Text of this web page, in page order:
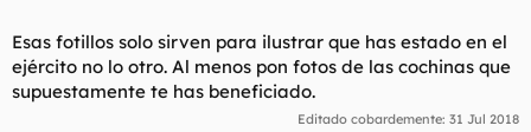
Esas fotillos solo sirven para ilustrar que has estado en el
ejército no lo otro. Al menos pon fotos de las cochinas que
supuestamente te has beneficiado.
Editado cobardemente: 31 Jul 2018